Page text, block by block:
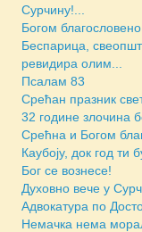
Сурчину!...
Богом
Беспарица,
ревидира олим...
Псалам 83
Срећан празник
32 године злочина
Срећна и Богом
Каубоју, док год ти
Бoг се вознесе!
Духовно вече у
Адвокатура по
Немачка нема